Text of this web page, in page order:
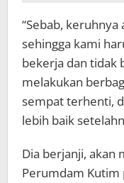
“Sebab,
sehingga kami
bekerja dan tidak
melakukan
sempat terhenti,
lebih baik
Dia berjanji, akan
Perumdam Kutim